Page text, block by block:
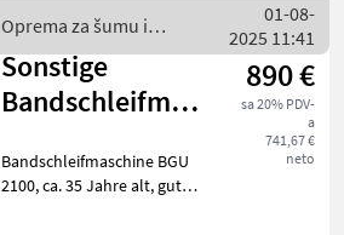
Ausstellungsmaschine in
unserem
Oprema za šumu i
obradu drveta / Felder
01-08-
2025 11:41
Sonstige
Bandschleifmaschine
gebraucht
890 €
sa 20% PDV-
a
741,67 €
neto
Bandschleifmaschine BGU
2100, ca. 35 Jahre alt, guter